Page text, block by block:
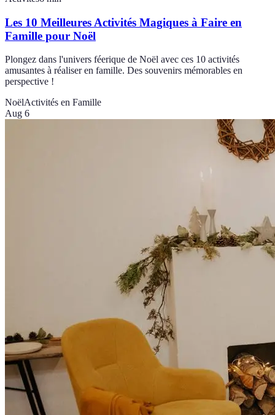
Les 10 Meilleures Activités Magiques à Faire en
Famille pour Noël
Plongez dans l'univers féerique de Noël avec ces 10 activités
amusantes à réaliser en famille. Des souvenirs mémorables en
perspective !
NoëlActivités en Famille
Aug 6